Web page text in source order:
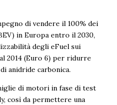
di vendere il 100% dei
in Europa entro il 2030,
degli eFuel sui
2014 (Euro 6) per ridurre
anidride carbonica.
di motori in fase di test
così da permettere una